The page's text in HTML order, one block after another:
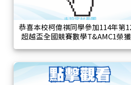
恭喜本校柯偉祺同學參加114年第
超越盃全國競賽數學T&AMC1榮